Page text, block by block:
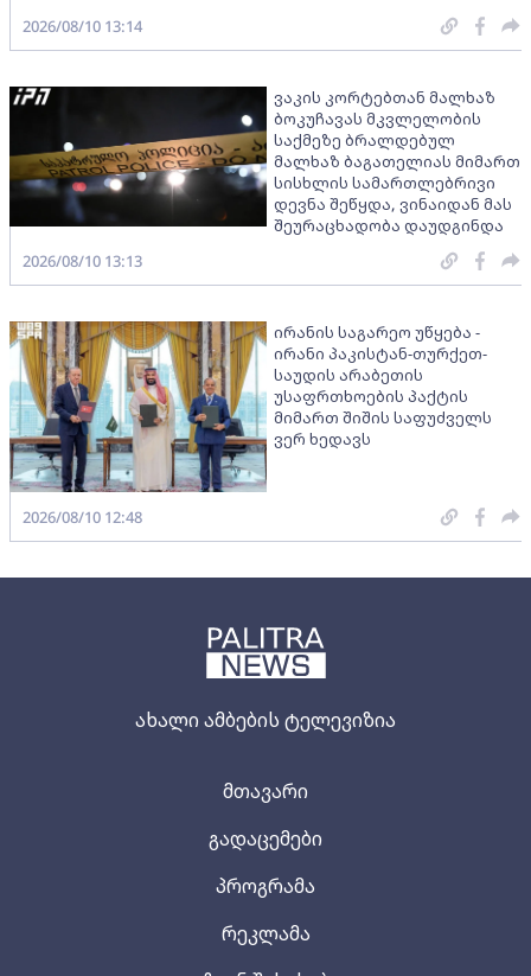
ახალი ამბების ტელევიზია
მთავარი
გადაცემები
პროგრამა
რეკლამა
2026/08/10 13:14
ვაკის კორტებთან მალხაზ
ბოკუჩავას მკვლელობის
საქმეზე ბრალდებულ
მალხაზ ბაგათელიას მიმართ
სისხლის სამართლებრივი
დევნა შეწყდა, ვინაიდან მას
შეურაცხადობა დაუდგინდა
2026/08/10 13:13
ირანის საგარეო უწყება -
ირანი პაკისტან-თურქეთ-
საუდის არაბეთის
უსაფრთხოების პაქტის
მიმართ შიშის საფუძველს
ვერ ხედავს
2026/08/10 12:48